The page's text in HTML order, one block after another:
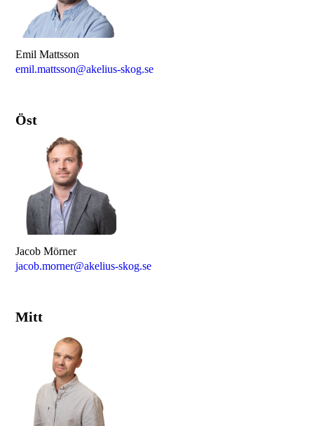
Emil Mattsson
emil.mattsson@akelius-skog.se
Öst
Jacob Mörner
jacob.morner@akelius-skog.se
Mitt